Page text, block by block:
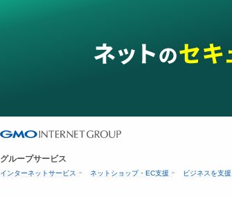
グループサービス
インターネットサービス ネットショップ・EC支援 ビジネスを支援